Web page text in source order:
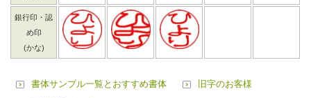
銀行印・認
め印
(かな)
書体サンプル一覧とおすすめ書体
旧字のお客様